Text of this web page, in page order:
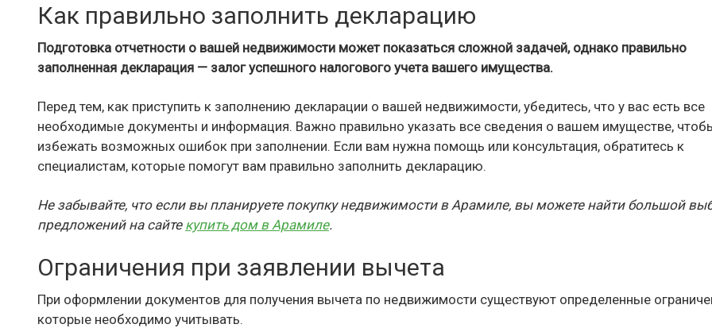
Как правильно заполнить декларацию
Подготовка отчетности о вашей недвижимости может показаться сложной задачей, однако правильно
заполненная декларация — залог успешного налогового учета вашего имущества.
Перед тем, как приступить к заполнению декларации о вашей недвижимости, убедитесь, что у вас есть все
необходимые документы и информация. Важно правильно указать все сведения о вашем имуществе,
избежать возможных ошибок при заполнении. Если вам нужна помощь или консультация, обратитесь к
специалистам, которые помогут вам правильно заполнить декларацию.
Не забывайте, что если вы планируете покупку недвижимости в Арамиле, вы можете найти большой
предложений на сайте купить дом в Арамиле.
Ограничения при заявлении вычета
При оформлении документов для получения вычета по недвижимости существуют определенные
которые необходимо учитывать.